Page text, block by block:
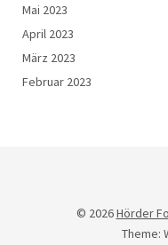
Mai 2023
April 2023
März 2023
Februar 2023
© 2026Hörder
Theme: